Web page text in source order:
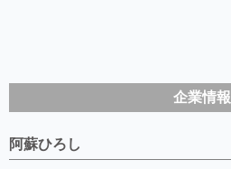
企業情報
阿蘇ひろし